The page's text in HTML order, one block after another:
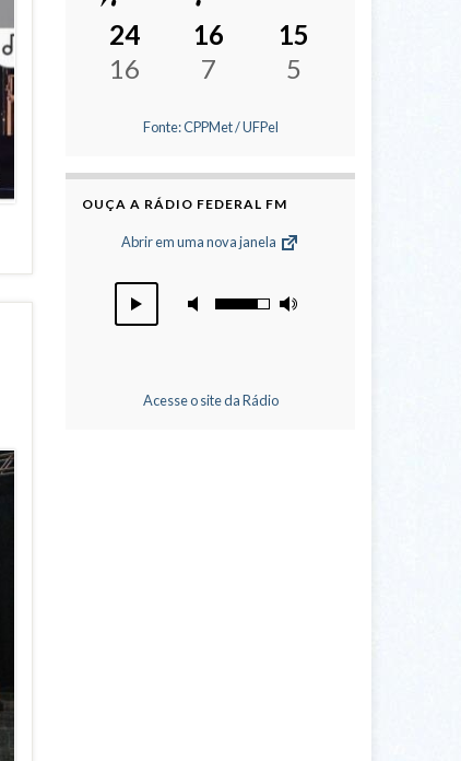
24
16
16
7
15
5
Fonte: CPPMet / UFPel
OUÇA A RÁDIO FEDERAL FM
Abrir em uma nova janela
Acesse o site da Rádio